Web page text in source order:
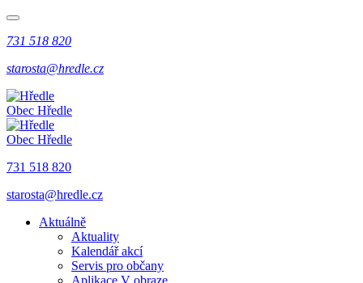
731 518 820
starosta@hredle.cz
Obec Hředle
Obec Hředle
731 518 820
starosta@hredle.cz
Aktuálně
Aktuality
Kalendář akcí
Servis pro občany
Aplikace V obraze